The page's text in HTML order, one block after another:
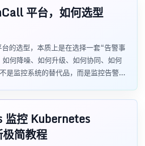
平台，如何选型
的选型，本质上是在选择一套“告警事
何降噪、如何升级、如何协同、如何
是监控系统的替代品，而是监控告警之
监控 Kubernetes
简教程